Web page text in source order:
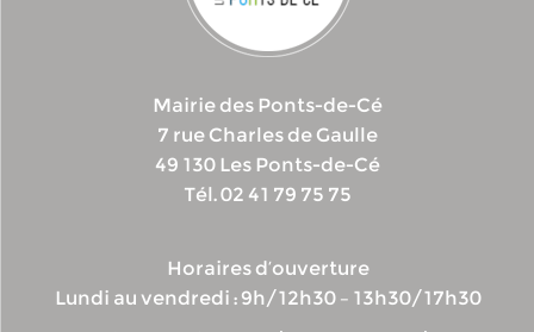
Mairie des Ponts-de-Cé
7 rue Charles de Gaulle
49 130 Les Ponts-de-Cé
Tél. 02 41 79 75 75
Horaires d’ouverture
Lundi au vendredi : 9h/12h30 – 13h30/17h30